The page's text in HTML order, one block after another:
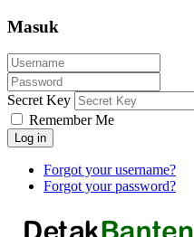
Masuk
Secret Key
Remember Me
Log in
Forgot your username?
Forgot your password?